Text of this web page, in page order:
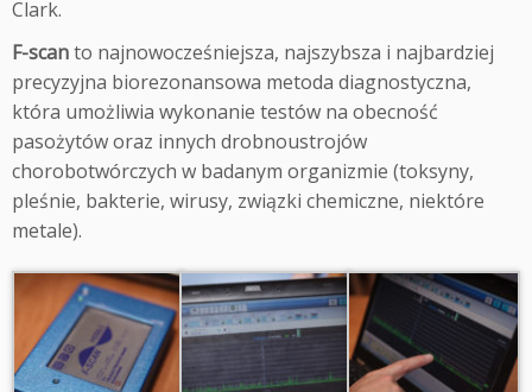
Clark.
F-scanto najnowocześniejsza, najszybsza i najbardziej
precyzyjna biorezonansowa metoda diagnostyczna,
która umożliwia wykonanie testów na obecność
pasożytów oraz innych drobnoustrojów
chorobotwórczych w badanym organizmie (toksyny,
pleśnie, bakterie, wirusy, związki chemiczne, niektóre
metale).